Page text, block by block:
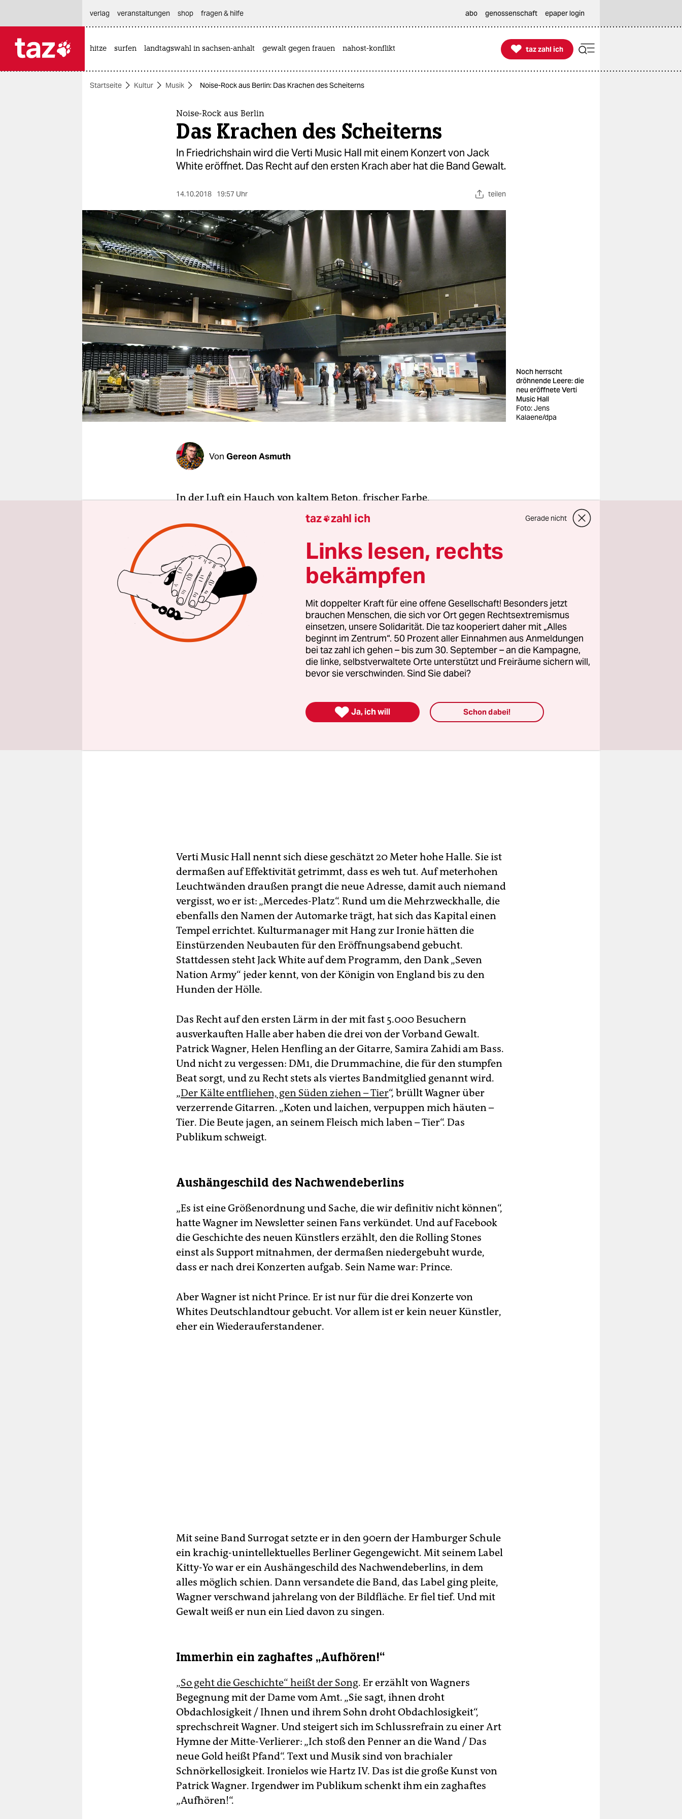
themen
berlin
nord
wahrheit
verlag
verlag
shop
fragen & hilfe
unterstützen
abo
verlag
veranstaltungen shop fragen & hilfe abo genossenschaft epaper login
hitze surfen landtagswahl in sachsen-anhalt gewalt gegen frauen nahost-konflikt 
taz zahl ich
taz zahl ich
Startseite Kultur Musik Noise-Rock aus Berlin: Das Krachen des Scheiterns
Noise-Rock aus Berlin
Das Krachen des Scheiterns
In Friedrichshain wird die Verti Music Hall mit einem Konzert von Jack
White eröffnet. Das Recht auf den ersten Krach aber hat die Band Gewalt.
14.10.2018 19:57 Uhr teilen
Noch herrscht
dröhnende Leere: die
neu eröffnete Verti
Music Hall
Foto: Jens
Kalaene/dpa
Von Gereon Asmuth
In der Luft ein Hauch von kaltem Beton, frischer Farbe,
ausdünstendem Plastik. Und dann kommt Gewalt. Stellt ein nervendes
Blaulicht in der Mitte der Bühne. Und kracht. „Wir werden scheitern“ –
mit diesen Worten hatte Gewalt-Sänger Patrick Wagner großspurig die
Latte hoch gelegt.
Kann es eine passendere Band geben, um diesen Neubau
einzuweihen? Das Berliner Trio hat sich immerhinmit seinem
existenzialistischem Stampf-Noiseden Ruf erspielt, selbst kleine Clubs
halb leer zu spielen, weil viele diesen energetischen Lärm einfach nicht
aushalten.
Verti Music Hall nennt sich diese geschätzt 20 Meter hohe Halle. Sie ist
dermaßen auf Effektivität getrimmt, dass es weh tut. Auf meterhohen
Leuchtwänden draußen prangt die neue Adresse, damit auch niemand
vergisst, wo er ist: „Mercedes-Platz“. Rund um die Mehrzweckhalle, die
ebenfalls den Namen der Automarke trägt, hat sich das Kapital einen
Tempel errichtet. Kulturmanager mit Hang zur Ironie hätten die
Einstürzenden Neubauten für den Eröffnungsabend gebucht.
Stattdessen steht Jack White auf dem Programm, den Dank „Seven
Nation Army“ jeder kennt, von der Königin von England bis zu den
Hunden der Hölle.
Das Recht auf den ersten Lärm in der mit fast 5.000 Besuchern
ausverkauften Halle aber haben die drei von der Vorband Gewalt.
Patrick Wagner, Helen Henfling an der Gitarre, Samira Zahidi am Bass.
Und nicht zu vergessen: DM1, die Drummachine, die für den stumpfen
Beat sorgt, und zu Recht stets als viertes Bandmitglied genannt wird.
„Der Kälte entfliehen, gen Süden ziehen – Tier“, brüllt Wagner über
verzerrende Gitarren. „Koten und laichen, verpuppen mich häuten –
Tier. Die Beute jagen, an seinem Fleisch mich laben – Tier“. Das
Publikum schweigt.
Aushängeschild des Nachwendeberlins
„Es ist eine Größenordnung und Sache, die wir definitiv nicht können“,
hatte Wagner im Newsletter seinen Fans verkündet. Und auf Facebook
die Geschichte des neuen Künstlers erzählt, den die Rolling Stones
einst als Support mitnahmen, der dermaßen niedergebuht wurde,
dass er nach drei Konzerten aufgab. Sein Name war: Prince.
Aber Wagner ist nicht Prince. Er ist nur für die drei Konzerte von
Whites Deutschlandtour gebucht. Vor allem ist er kein neuer Künstler,
eher ein Wiederauferstandener.
Mit seine Band Surrogat setzte er in den 90ern der Hamburger Schule
ein krachig-unintellektuelles Berliner Gegengewicht. Mit seinem Label
Kitty-Yo war er ein Aushängeschild des Nachwendeberlins, in dem
alles möglich schien. Dann versandete die Band, das Label ging pleite,
Wagner verschwand jahrelang von der Bildfläche. Er fiel tief. Und mit
Gewalt weiß er nun ein Lied davon zu singen.
Immerhin ein zaghaftes „Aufhören!“
„So geht die Geschichte“ heißt der Song. Er erzählt von Wagners
Begegnung mit der Dame vom Amt. „Sie sagt, ihnen droht
Obdachlosigkeit / Ihnen und ihrem Sohn droht Obdachlosigkeit“,
sprechschreit Wagner. Und steigert sich im Schlussrefrain zu einer Art
Hymne der Mitte-Verlierer: „Ich stoß den Penner an die Wand / Das
neue Gold heißt Pfand“. Text und Musik sind von brachialer
Schnörkellosigkeit. Ironielos wie Hartz IV. Das ist die große Kunst von
Patrick Wagner. Irgendwer im Publikum schenkt ihm ein zaghaftes
„Aufhören!“.
taz zahl ich Gerade nicht
Links lesen, rechts
bekämpfen
Mit doppelter Kraft für eine offene Gesellschaft! Besonders jetzt
brauchen Menschen, die sich vor Ort gegen Rechtsextremismus
einsetzen, unsere Solidarität. Die taz kooperiert daher mit „Alles
beginnt im Zentrum“. 50 Prozent aller Einnahmen aus Anmeldungen
bei taz zahl ich gehen – bis zum 30. September – an die Kampagne,
die linke, selbstverwaltete Orte unterstützt und Freiräume sichern will,
bevor sie verschwinden. Sind Sie dabei?
 Ja, ich will Schon dabei!